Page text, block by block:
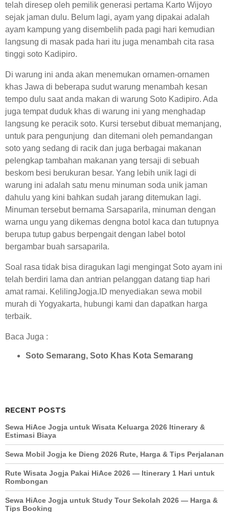
RECENT POSTS
Sewa HiAce Jogja untuk Wisata Keluarga 2026 Itinerary &
Estimasi Biaya
Sewa Mobil Jogja ke Dieng 2026 Rute, Harga & Tips Perjalanan
Rute Wisata Jogja Pakai HiAce 2026 — Itinerary 1 Hari untuk
Rombongan
Sewa HiAce Jogja untuk Study Tour Sekolah 2026 — Harga &
Tips Booking
telah diresep oleh pemilik generasi pertama Karto Wijoyo
sejak jaman dulu. Belum lagi, ayam yang dipakai adalah
ayam kampung yang disembelih pada pagi hari kemudian
langsung di masak pada hari itu juga menambah cita rasa
tinggi soto Kadipiro.
Di warung ini anda akan menemukan ornamen-ornamen
khas Jawa di beberapa sudut warung menambah kesan
tempo dulu saat anda makan di warung Soto Kadipiro. Ada
juga tempat duduk khas di warung ini yang menghadap
langsung ke peracik soto. Kursi tersebut dibuat memanjang,
untuk para pengunjung dan ditemani oleh pemandangan
soto yang sedang di racik dan juga berbagai makanan
pelengkap tambahan makanan yang tersaji di sebuah
beskom besi berukuran besar. Yang lebih unik lagi di
warung ini adalah satu menu minuman soda unik jaman
dahulu yang kini bahkan sudah jarang ditemukan lagi.
Minuman tersebut bernama Sarsaparila, minuman dengan
warna ungu yang dikemas dengna botol kaca dan tutupnya
berupa tutup gabus berpengait dengan label botol
bergambar buah sarsaparila.
Soal rasa tidak bisa diragukan lagi mengingat Soto ayam ini
telah berdiri lama dan antrian pelanggan datang tiap hari
amat ramai. KelilingJogja.ID menyediakan sewa mobil
murah di Yogyakarta, hubungi kami dan dapatkan harga
terbaik.
Baca Juga :
Soto Semarang, Soto Khas Kota Semarang